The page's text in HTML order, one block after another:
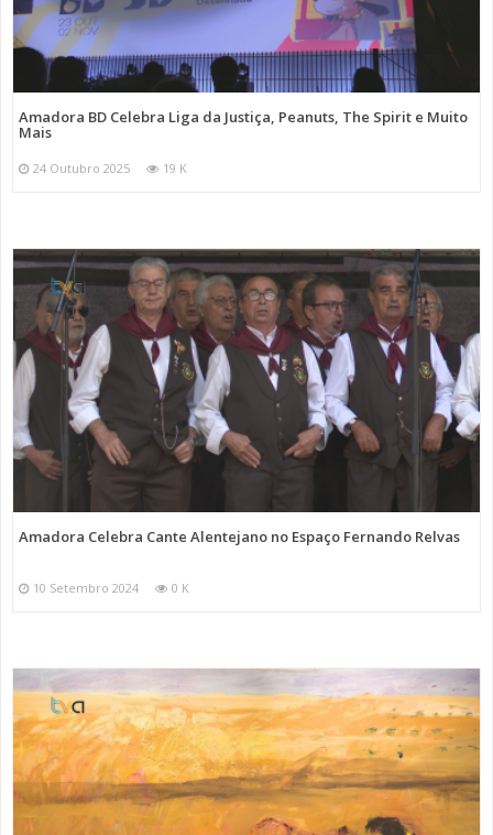
Amadora BD Celebra Liga da Justiça, Peanuts, The Spirit e Muito
Mais
24 Outubro 2025 19 K
Amadora Celebra Cante Alentejano no Espaço Fernando Relvas
10 Setembro 2024 0 K